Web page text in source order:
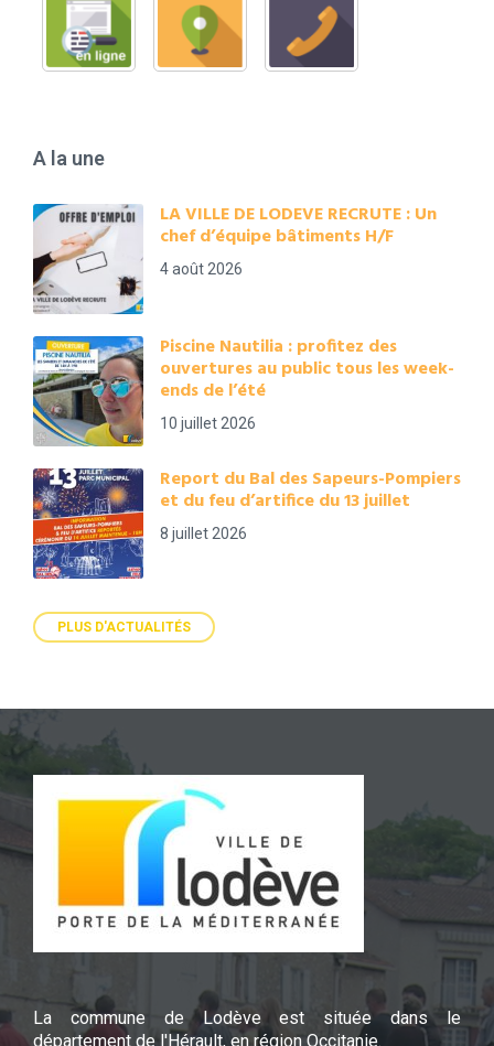
A la une
LA VILLE DE LODEVE RECRUTE : Un
chef d’équipe bâtiments H/F
4 août 2026
Piscine Nautilia : profitez des
ouvertures au public tous les week-
ends de l’été
10 juillet 2026
Report du Bal des Sapeurs-Pompiers
et du feu d’artifice du 13 juillet
8 juillet 2026
PLUS D'ACTUALITÉS
La commune de Lodève est située dans le
département de l'Hérault, en région Occitanie.